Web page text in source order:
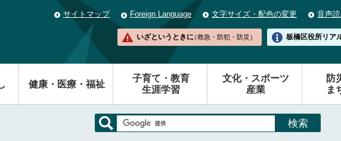
サイトマップ Foreign Language 文字サイズ・配色の変更 音声
いざというときに（救急・防犯・防災） 板橋区役所リア
健康・医療・福祉
子育て・教育
生涯学習
文化・スポーツ
産業
防
ま